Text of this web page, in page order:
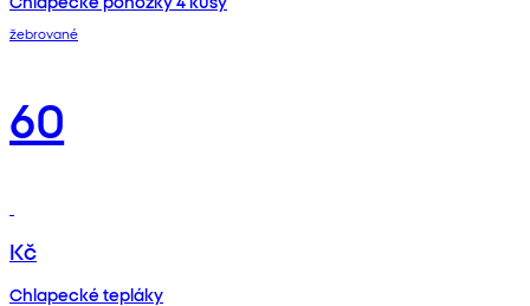
žebrované
60
Kč
Chlapecké tepláky